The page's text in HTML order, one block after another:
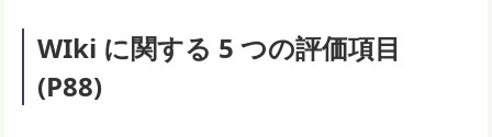
WIki に関する 5 つの評価項目
(P88)